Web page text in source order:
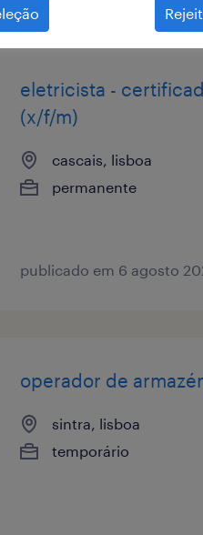
eletricista -
(x/f/m)
cascais, lisboa
permanente
publicado em 6 agosto
operador de
sintra, lisboa
temporário